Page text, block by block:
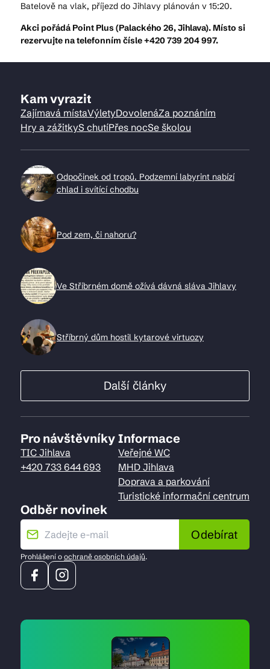
Batelově na vlak, příjezd do Jihlavy plánován v 15:20.
Akci pořádá Point Plus (Palackého 26, Jihlava). Místo si
rezervujte na telefonním čísle +420 739 204 997.
Kam vyrazit
Zajímavá místaVýletyDovolenáZa poznáním
Hry a zážitkyS chutíPřes nocSe školou
Odpočinek od tropů. Podzemní labyrint nabízí
chlad i svítící chodbu
Pod zem, či nahoru?
Ve Stříbrném domě ožívá dávná sláva Jihlavy
Stříbrný dům hostil kytarové virtuozy
Další články
Pro návštěvníky
TIC Jihlava
+420 733 644 693
Informace
Veřejné WC
MHD Jihlava
Doprava a parkování
Turistické informační centrum
Odběr novinek
Odebírat
Prohlášení o ochraně osobních údajů.